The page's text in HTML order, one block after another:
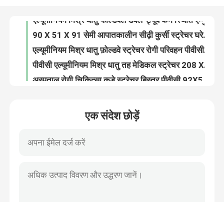
कारखाने का दौरा
गुणवत्ता नियंत्रण
पीवीसी एल्यूमीनियम मिश्र धातु तह मेडिकल स्ट्रेचर 208 X 55 X 13CM एम्बुलेंस के लिए 9 Kg
अस्पताल रोगी चिकित्सा कूड़े स्ट्रेचर बिस्तर पीवीसी 92X50X10 सीएम मुड़ा हुआ
एक संदेश छोड़ें